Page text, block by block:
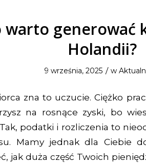
warto generować
Holandii?
9 września, 2025 / w
zna to uczucie. Ciężko
na rosnące zyski, bo
podatki i rozliczenia to
Mamy jednak dla Ciebie
jak duża część Twoich